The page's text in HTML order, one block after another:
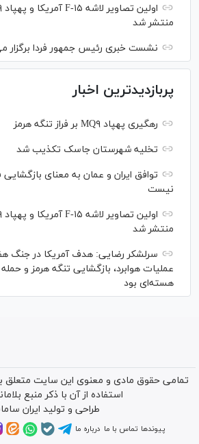
منتشر شد
نشست خبری رئیس‌ جمهور فردا برگزار
پربازدیدترین اخبار
رهگیری پهپاد MQ۹ بر فراز تنگه هرمز
تخلیه شهرستان جاسک تکذیب شد
توافق ایران و عمان به معنای
نیست
منتشر شد
سرلشکر رضایی: هدف آمریکا در جنگ
عملیات هوابرد، بازگشایی تنگه هرمز و
هسته‌ای بود
تمامی حقوق مادی و معنوی این سایت متعلق
استفاده از آن با ذکر منبع
طراحی و تولید ایران
پیوندها تماس با ما درباره ما